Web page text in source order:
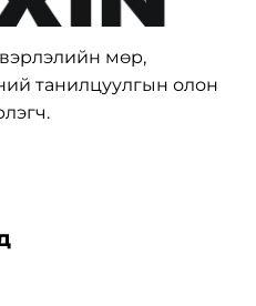
мөр,
танилцуулгын олон